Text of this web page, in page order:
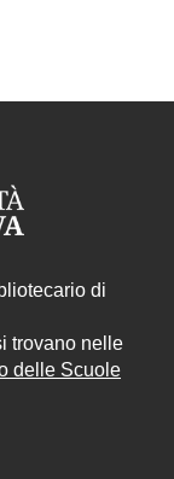
di
trovano nelle
delle Scuole